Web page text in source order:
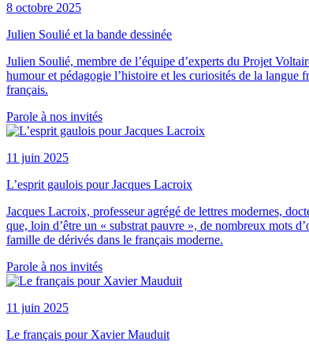
8 octobre 2025
Julien Soulié et la bande dessinée
Julien Soulié, membre de l’équipe d’experts du Projet
humour et pédagogie l’histoire et les curiosités de la
français.
Parole à nos invités
11 juin 2025
L’esprit gaulois pour Jacques Lacroix
Jacques Lacroix, professeur agrégé de lettres modernes,
que, loin d’être un « substrat pauvre », de nombreux mots
famille de dérivés dans le français moderne.
Parole à nos invités
11 juin 2025
Le français pour Xavier Mauduit